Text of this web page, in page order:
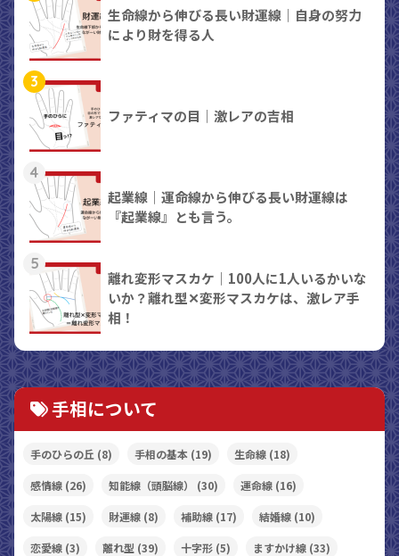
生命線から伸びる長い財運線｜自身の努力
により財を得る人
3
ファティマの目｜激レアの吉相
4
起業線｜運命線から伸びる長い財運線は
『起業線』とも言う。
5
離れ変形マスカケ｜100人に1人いるかいな
いか？離れ型✕変形マスカケは、激レア手
相！
手相について
手のひらの丘 (8) 手相の基本 (19) 生命線 (18)
感情線 (26) 知能線（頭脳線） (30) 運命線 (16)
太陽線 (15) 財運線 (8) 補助線 (17) 結婚線 (10)
恋愛線 (3) 離れ型 (39) 十字形 (5) ますかけ線 (33)